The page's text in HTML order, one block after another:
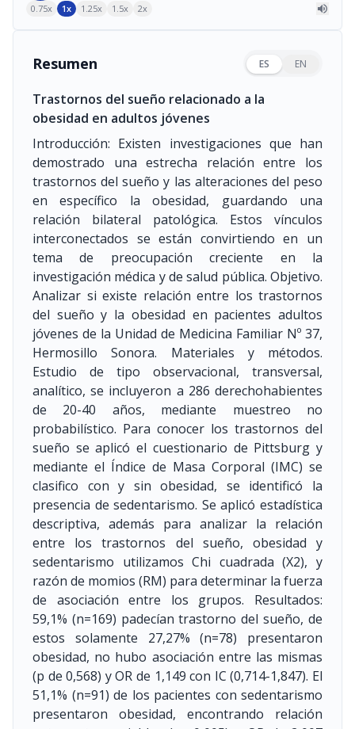
0.75x
1x 1.25x 1.5x 2x
Resumen ES EN
Trastornos del sueño relacionado a la
obesidad en adultos jóvenes
Introducción: Existen investigaciones que han
demostrado una estrecha relación entre los
trastornos del sueño y las alteraciones del peso
en específico la obesidad, guardando una
relación bilateral patológica. Estos vínculos
interconectados se están convirtiendo en un
tema de preocupación creciente en la
investigación médica y de salud pública. Objetivo.
Analizar si existe relación entre los trastornos
del sueño y la obesidad en pacientes adultos
jóvenes de la Unidad de Medicina Familiar Nº 37,
Hermosillo Sonora. Materiales y métodos.
Estudio de tipo observacional, transversal,
analítico, se incluyeron a 286 derechohabientes
de 20-40 años, mediante muestreo no
probabilístico. Para conocer los trastornos del
sueño se aplicó el cuestionario de Pittsburg y
mediante el Índice de Masa Corporal (IMC) se
clasifico con y sin obesidad, se identificó la
presencia de sedentarismo. Se aplicó estadística
descriptiva, además para analizar la relación
entre los trastornos del sueño, obesidad y
sedentarismo utilizamos Chi cuadrada (X2), y
razón de momios (RM) para determinar la fuerza
de asociación entre los grupos. Resultados:
59,1% (n=169) padecían trastorno del sueño, de
estos solamente 27,27% (n=78) presentaron
obesidad, no hubo asociación entre las mismas
(p de 0,568) y OR de 1,149 con IC (0,714-1,847). El
51,1% (n=91) de los pacientes con sedentarismo
presentaron obesidad, encontrando relación